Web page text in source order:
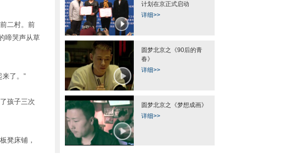
二村。前
啼哭声从草
了。”
孩子三次
凳床铺，
计划在京正式启动
详细>>
圆梦北京之《90后的青
春》
详细>>
圆梦北京之《梦想成画》
详细>>